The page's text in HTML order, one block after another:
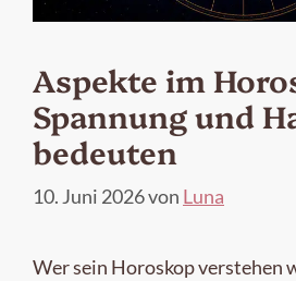
Aspekte im
Spannung und
bedeuten
10. Juni 2026von Luna
Wer sein Horoskop verstehen